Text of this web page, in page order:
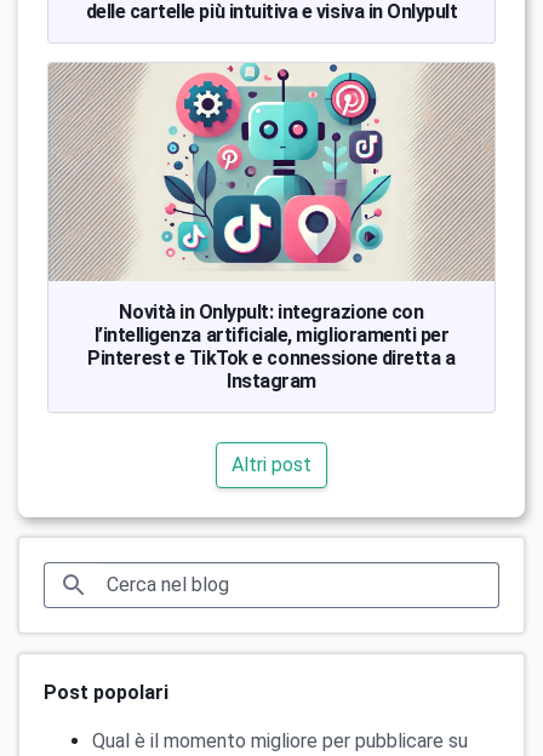
delle cartelle più intuitiva e visiva in Onlypult
Novità in Onlypult: integrazione con
l’intelligenza artificiale, miglioramenti per
Pinterest e TikTok e connessione diretta a
Instagram
Altri post
Post popolari
Qual è il momento migliore per pubblicare su